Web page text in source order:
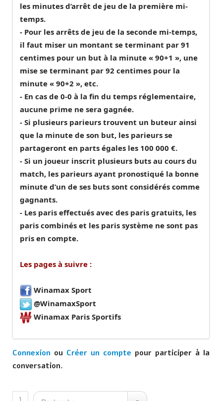
les minutes d’arrêt de jeu de la première mi-
temps.
- Pour les arrêts de jeu de la seconde mi-temps,
il faut miser un montant se terminant par 91
centimes pour un but à la minute « 90+1 », une
mise se terminant par 92 centimes pour la
minute « 90+2 », etc.
- En cas de 0-0 à la fin du temps réglementaire,
aucune prime ne sera gagnée.
- Si plusieurs parieurs trouvent un buteur ainsi
que la minute de son but, les parieurs se
partageront en parts égales les 100 000 €.
- Si un joueur inscrit plusieurs buts au cours du
match, les parieurs ayant pronostiqué la bonne
minute d’un de ses buts sont considérés comme
gagnants.
- Les paris effectués avec des paris gratuits, les
paris combinés et les paris système ne sont pas
pris en compte.
Les pages à suivre :
Winamax Sport
@WinamaxSport
Winamax Paris Sportifs
Connexion ou Créer un compte pour participer à la
conversation.
1